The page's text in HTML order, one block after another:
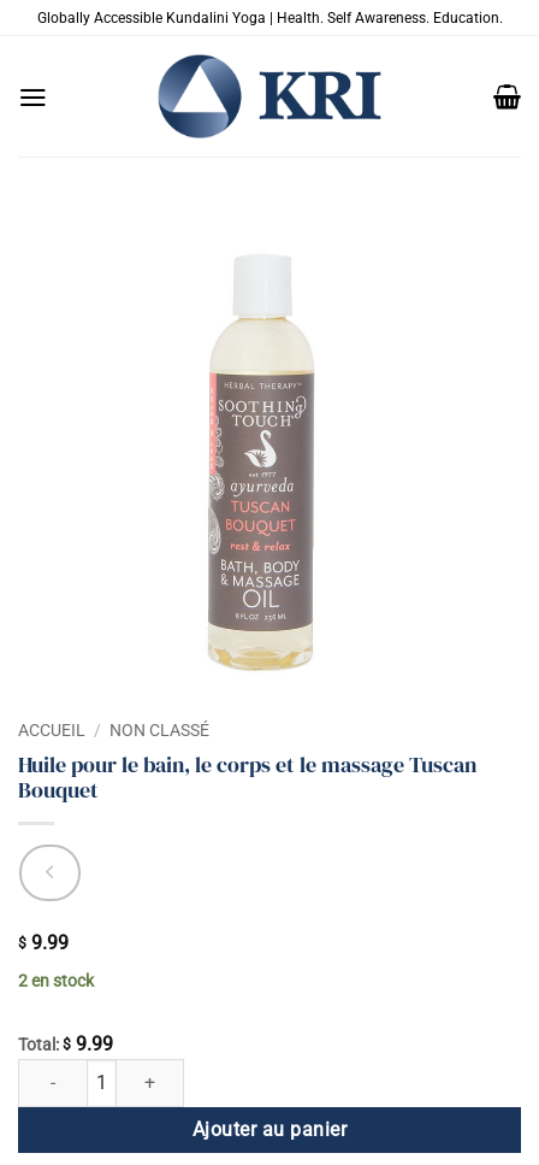
PasserGlobally Accessible Kundalini Yoga | Health. Self Awareness. Education.
ACCUEIL / NON CLASSÉ
Huile pour le bain, le corps et le massage Tuscan
Bouquet
$ 9.99
2 en stock
Total: $ 9.99
quantité de Huile pour le bain, le corps et le massage Tuscan Bouquet
Ajouter au panier